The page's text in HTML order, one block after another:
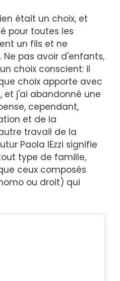
était un choix, et
pour toutes les
un fils et ne
Ne pas avoir d'enfants,
choix conscient: il
choix apporte avec
et j'ai abandonné une
cependant,
et de la
travail de la
Paola IEzzi signifie
type de famille,
ceux composés
ou droit) qui